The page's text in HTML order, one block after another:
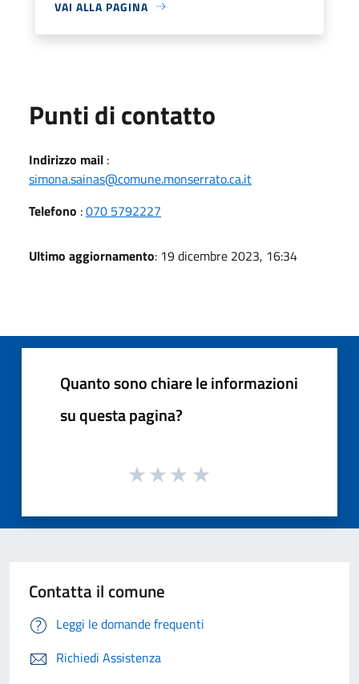
VAI ALLA PAGINA
Punti di contatto
Indirizzo mail :
simona.sainas@comune.monserrato.ca.it
Telefono :070 5792227
Ultimo aggiornamento: 19 dicembre 2023, 16:34
Quanto sono chiare le informazioni
su questa pagina?
Contatta il comune
Leggi le domande frequenti
Richiedi Assistenza